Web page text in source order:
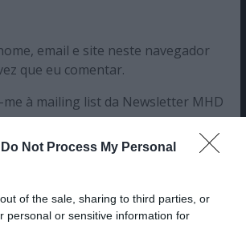
Do Not Process My Personal
of the sale, sharing to third parties, or
personal or sensitive information for
email e site neste navegador
que eu comentar.
me à mailing list da Newsletter MHD